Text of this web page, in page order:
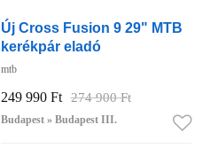
Új Cross Fusion 9 29" MTB
kerékpár eladó
mtb
249 990 Ft 274 900 Ft
Budapest » Budapest III.